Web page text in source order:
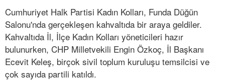
Cumhuriyet Halk Partisi Kadın Kolları, Funda Düğün
Salonu'nda gerçekleşen kahvaltıda bir araya geldiler.
Kahvaltıda İl, İlçe Kadın Kolları yöneticileri hazır
bulunurken, CHP Milletvekili Engin Özkoç, İl Başkanı
Ecevit Keleş, birçok sivil toplum kuruluşu temsilcisi ve
çok sayıda partili katıldı.